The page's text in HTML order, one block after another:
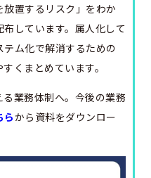
放置するリスク」をわか
しています。属人化して
ム化で解消するための
くまとめています。
業務体制へ。今後の業務
らから資料をダウンロー